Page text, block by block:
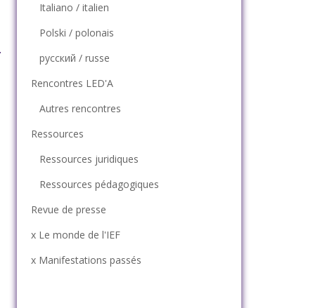
Italiano / italien
Polski / polonais
русский / russe
Rencontres LED'A
Autres rencontres
Ressources
Ressources juridiques
Ressources pédagogiques
Revue de presse
x Le monde de l'IEF
x Manifestations passés